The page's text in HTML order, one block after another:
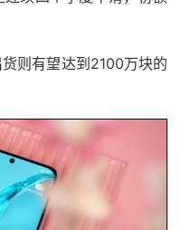
则有望达到2100万块的